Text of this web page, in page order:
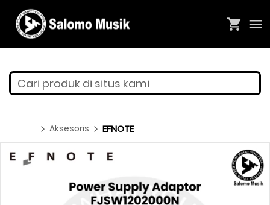
Cari produk di situs kami
Aksesoris EFNOTE